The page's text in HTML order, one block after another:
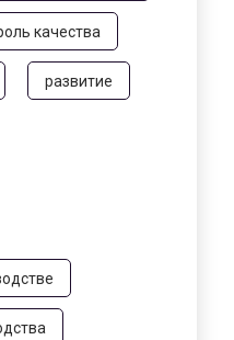
качества
развитие